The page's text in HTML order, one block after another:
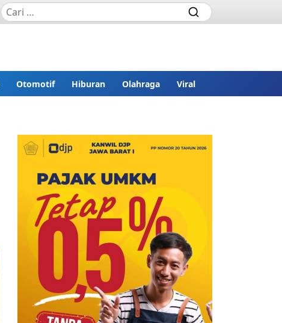
Otomotif Hiburan Olahraga Viral